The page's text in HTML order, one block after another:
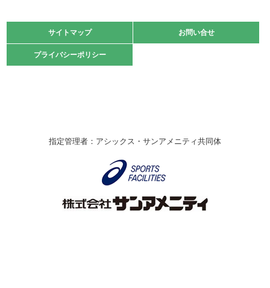
緑ケ丘体育館
2021.10.23
卓球選手権大会ラージボールの部開催☆
伊丹市総合体育大会 バレーボール大会が開催されました
なわとびイベントを開催しました！
サイトマップ お問い合せ
プライバシーポリシー
サイトマップ お問い合せ
プライバシーポリシー
指定管理者：アシックス・サンアメニティ共同体